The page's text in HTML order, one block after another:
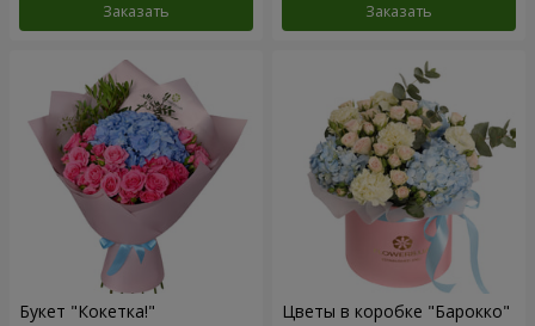
Заказать Заказать
Букет "Кокетка!" Цветы в коробке "Барокко"